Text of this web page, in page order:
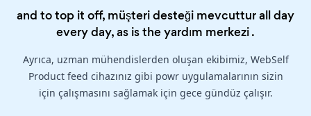
and to top it off, müşteri desteği mevcuttur all day
every day, as is theyardım merkezi.
Ayrıca, uzman mühendislerden oluşan ekibimiz, WebSelf
Product feed cihazınız gibi powr uygulamalarının sizin
için çalışmasını sağlamak için gece gündüz çalışır.